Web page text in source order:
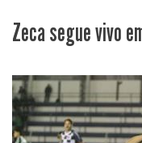
Zeca segue vivo